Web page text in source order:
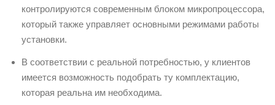
контролируются современным блоком микропроцессора,
который также управляет основными режимами работы
установки.
В соответствии с реальной потребностью, у клиентов
имеется возможность подобрать ту комплектацию,
которая реальна им необходима.